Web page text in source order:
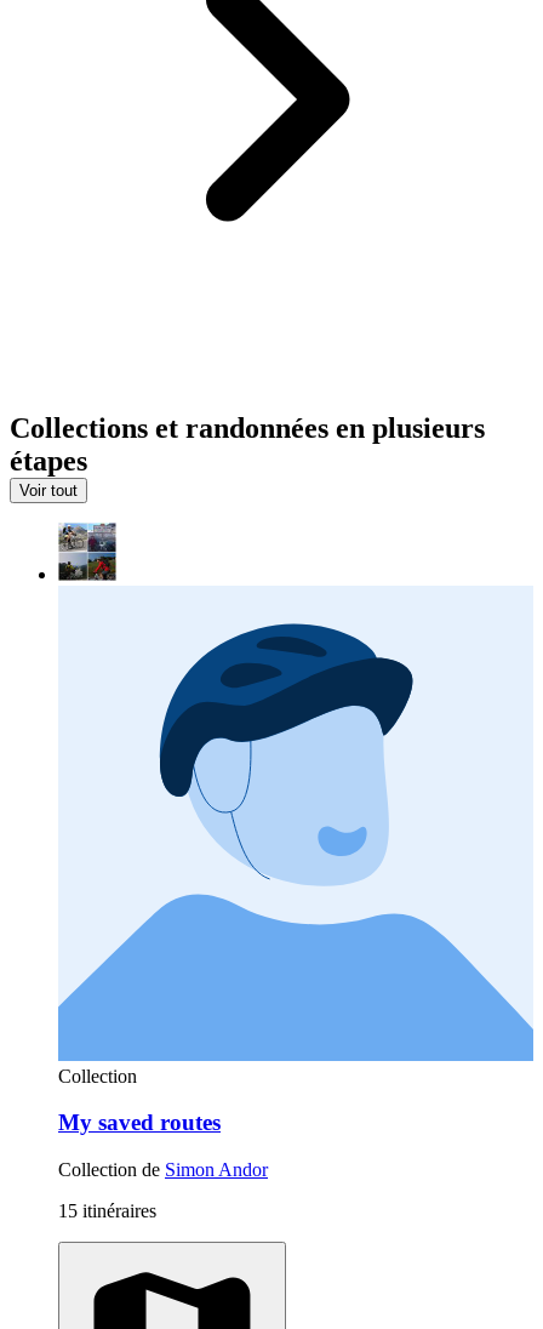
Collections et randonnées en plusieurs
étapes
Voir tout
Collection
My saved routes
Collection de Simon Andor
15 itinéraires